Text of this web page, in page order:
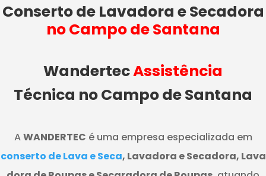
Conserto de Lavadora e Secadora
no Campo de Santana
WandertecAssistência
Técnica no Campo de Santana
AWANDERTEC é uma empresa especializada em
conserto de Lava e Seca, Lavadora e Secadora, Lava